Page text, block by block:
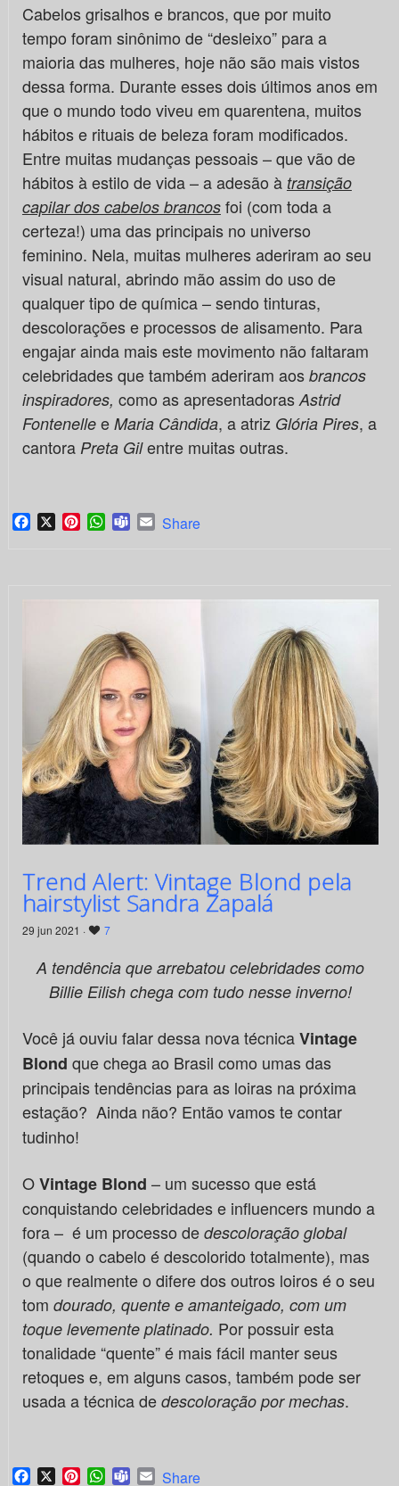
Cabelos grisalhos e brancos, que por muito
tempo foram sinônimo de “desleixo” para a
maioria das mulheres, hoje não são mais vistos
dessa forma. Durante esses dois últimos anos em
que o mundo todo viveu em quarentena, muitos
hábitos e rituais de beleza foram modificados.
Entre muitas mudanças pessoais – que vão de
hábitos à estilo de vida – a adesão à transição
capilar dos cabelos brancosfoi (com toda a
certeza!) uma das principais no universo
feminino. Nela, muitas mulheres aderiram ao seu
visual natural, abrindo mão assim do uso de
qualquer tipo de química – sendo tinturas,
descolorações e processos de alisamento. Para
engajar ainda mais este movimento não faltaram
celebridades que também aderiram aos brancos
inspiradores, como as apresentadoras Astrid
Fontenellee Maria Cândida, a atriz Glória Pires, a
cantora Preta Gilentre muitas outras.
Facebook
X PinterestWhatsApp
TeamsEmail
Share
Trend Alert: Vintage Blond pela
hairstylist Sandra Zapalá
29 jun 2021 · 7
A tendência que arrebatou celebridades como
Billie Eilish chega com tudo nesse inverno!
Você já ouviu falar dessa nova técnicaVintage
Blond que chega ao Brasil como umas das
principais tendências para as loiras na próxima
estação? Ainda não? Então vamos te contar
tudinho!
OVintage Blond – um sucesso que está
conquistando celebridades e influencers mundo a
fora – é um processo de descoloração global
(quando o cabelo é descolorido totalmente), mas
o que realmente o difere dos outros loiros é o seu
tom dourado, quente e amanteigado, com um
toque levemente platinado. Por possuir esta
tonalidade“quente” é mais fácil manter seus
retoques e, em alguns casos, também pode ser
usada a técnica de descoloração por mechas.
Facebook
X PinterestWhatsApp
TeamsEmail
Share